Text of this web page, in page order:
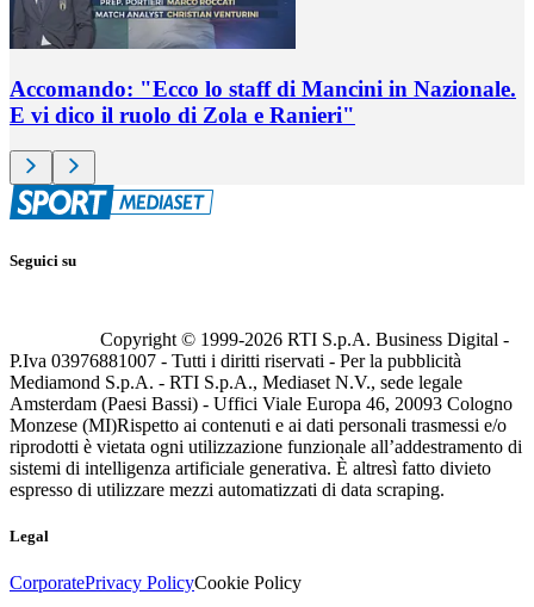
Accomando: "Ecco lo staff di Mancini in Nazionale.
E vi dico il ruolo di Zola e Ranieri"
Seguici su
Copyright © 1999-2026 RTI S.p.A. Business Digital -
P.Iva 03976881007 - Tutti i diritti riservati - Per la pubblicità
Mediamond S.p.A. - RTI S.p.A., Mediaset N.V., sede legale
Amsterdam (Paesi Bassi) - Uffici Viale Europa 46, 20093 Cologno
Monzese (MI)Rispetto ai contenuti e ai dati personali trasmessi e/o
riprodotti è vietata ogni utilizzazione funzionale all’addestramento di
sistemi di intelligenza artificiale generativa. È altresì fatto divieto
espresso di utilizzare mezzi automatizzati di data scraping.
Legal
CorporatePrivacy PolicyCookie Policy